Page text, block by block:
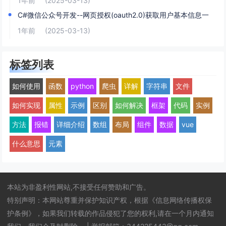
C#微信公众号开发--网页授权(oauth2.0)获取用户基本信息一
1年前
(2025-03-13)
标签列表
如何使用 函数 python 爬虫 详解 字符串 文件
如何实现 属性 示例 区别 如何解决 框架 代码 实例
方法 报错 详细介绍 数组 布局 组件 数据 vue
什么意思 元素
本站为非盈利性网站,不接受任何赞助和广告。
特别声明：本网站尊重并保护知识产权，根据《信息网络传播权保
护条例》，如果我们转载的作品侵犯了您的权利,请在一个月内通知